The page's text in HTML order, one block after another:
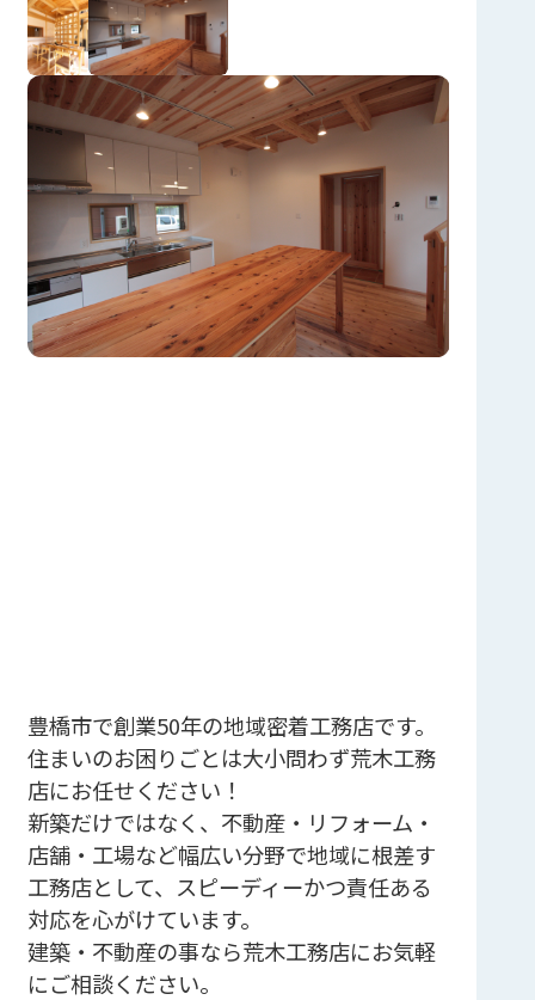
豊橋市で創業50年の地域密着工務店です。
住まいのお困りごとは大小問わず荒木工務
店にお任せください！
新築だけではなく、不動産・リフォーム・
店舗・工場など幅広い分野で地域に根差す
工務店として、スピーディーかつ責任ある
対応を心がけています。
建築・不動産の事なら荒木工務店にお気軽
にご相談ください。